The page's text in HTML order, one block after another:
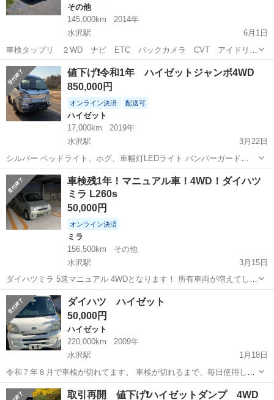
その他
145,000km
2014年
水沢駅
6月1日
車検タップリ ２WD ナビ ETC バックカメラ CVT アイドリン
グストップ 走行距離145.000 目っだった錆ありません、リアバンパ
ー割れ有ります。現車確認OKです、内外装比較的きれいです。 エン
ジン、走行...
岩手 奥州市 水沢駅 その他
値下げ❗️令和1年 ハイゼットジャンボ4WD
850,000円
オンライン決済 配送可
ハイゼット
17,000km
2019年
水沢駅
3月22日
シルバー ベッドライト、ホグ、車幅灯LEDライト バンパーガード
MADタイヤ165/60R15 SSRのホイール パワーウィンドー エアコン 荷
台ライト 荷台マット CDラジオ キーレス 天井物置 前オーナー時左前
板金修...
岩手 奥州市 水沢駅 ジャンボ
車検残1年！マニュアル車！4WD！ダイハツ
ミラ L260s
50,000円
オンライン決済
ミラ
156,500km
その他
水沢駅
3月15日
ダイハツミラ 5速マニュアル 4WDとなります！ 所有車両が増えてしま
い、減車のため投稿いたします。 車検残1年！来年の冬も乗れます！
マニュアルの練習、セカンドカーにいかがでしょうか？ 機関良好です
がボディサビ、キズあるため...
岩手 奥州市 水沢駅 ミラ 車両
ダイハツ ハイゼット
50,000円
ハイゼット
220,000km
2009年
水沢駅
1月18日
令和７年８月で車検が切れてます。 車検が切れるまで、毎日使用して
おりました。 走行距離は22万キロを超えております。 部品取り又は、
車検を取れば使用できるかと思います。 格安でお売りしますので、ノ
岩手 奥州市 水沢駅 ハイゼット エンジン
取引再開 値下げ❗️ハイゼットダンプ 4WD